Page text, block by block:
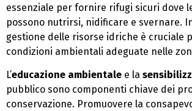
essenziale per fornire rifugi sicuri dove
possono nutrirsi, nidificare e svernare.
gestione delle risorse idriche è cruciale
condizioni ambientali adeguate nelle
L’educazione ambientale e la
pubblico sono componenti chiave dei
conservazione. Promuovere la